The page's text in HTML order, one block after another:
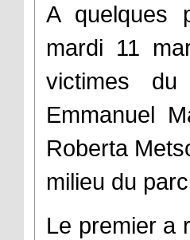
A quelques
mardi 11
victimes
Emmanuel
Roberta
milieu du
Le premier a